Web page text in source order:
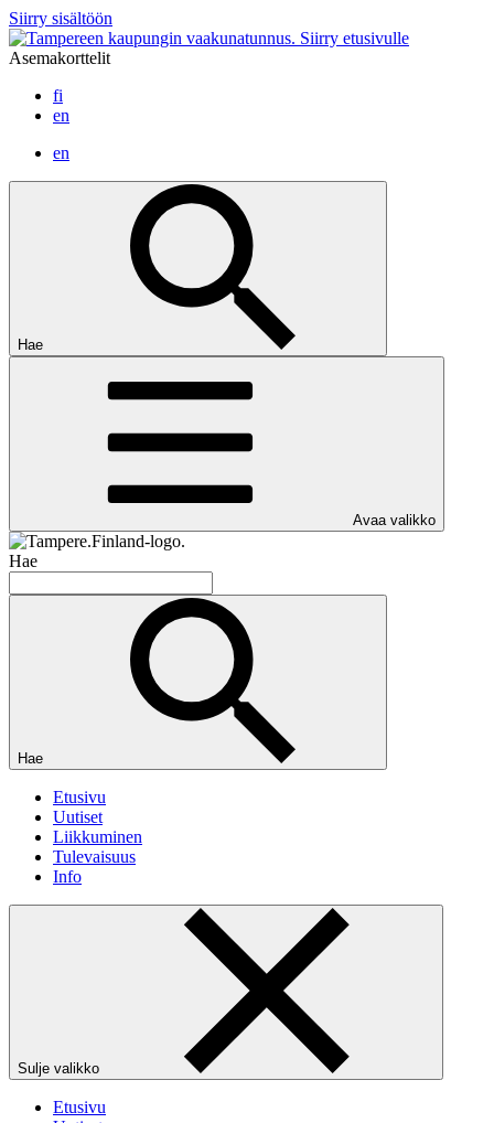
Siirry sisältöön
Siirry etusivulle
Asemakorttelit
fi
en
en
Hae
Avaa valikko
Hae
Hae
Etusivu
Uutiset
Liikkuminen
Tulevaisuus
Info
Sulje valikko
Etusivu